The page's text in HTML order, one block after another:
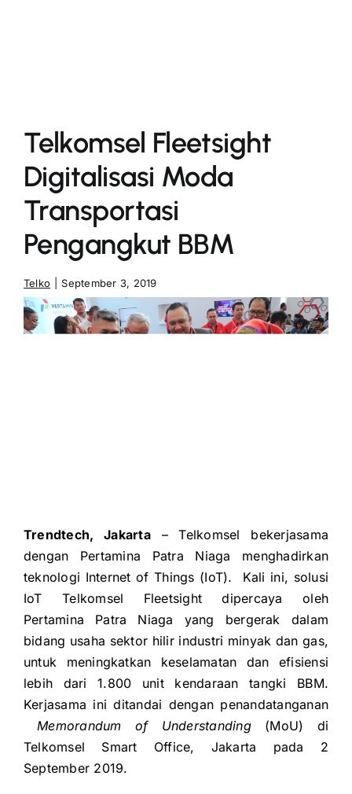
Telkomsel Fleetsight
Digitalisasi Moda
Transportasi
Pengangkut BBM
Telko September 3, 2019
Trendtech, Jakarta– Telkomsel bekerjasama
dengan Pertamina Patra Niaga menghadirkan
teknologi Internet of Things (IoT). Kali ini, solusi
IoT Telkomsel Fleetsight dipercaya oleh
Pertamina Patra Niaga yang bergerak dalam
bidang usaha sektor hilir industri minyak dan gas,
untuk meningkatkan keselamatan dan efisiensi
lebih dari 1.800 unit kendaraan tangki BBM.
Kerjasama ini ditandai dengan penandatanganan
Memorandum of Understanding(MoU) di
Telkomsel Smart Office, Jakarta pada 2
September 2019.